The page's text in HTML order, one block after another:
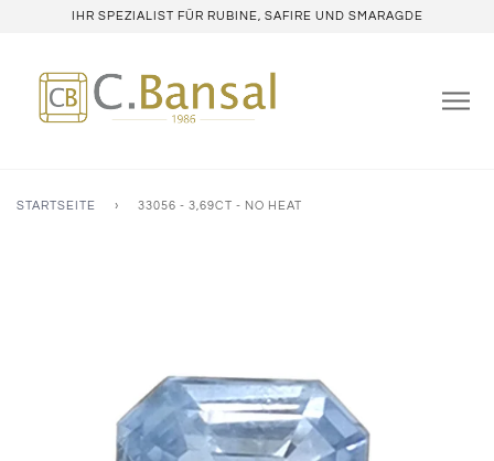
IHR SPEZIALIST FÜR RUBINE, SAFIRE UND SMARAGDE
STARTSEITE › 33056 - 3,69CT - NO HEAT